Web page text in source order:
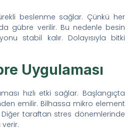
beslenme sağlar. Çünkü her
gübre verilir. Bu nedenle besin
stabil kalır. Dolayısıyla bitki
Uygulaması
hızlı etki sağlar. Başlangıçta
emilir. Bilhassa mikro element
Diğer taraftan stres dönemlerinde
verir.